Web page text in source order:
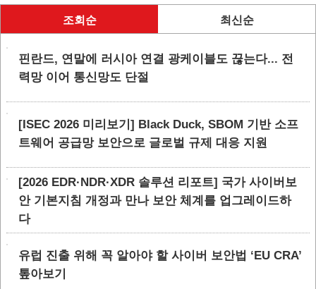
조회순 최신순
핀란드, 연말에 러시아 연결 광케이블도 끊는다... 전
력망 이어 통신망도 단절
[ISEC 2026 미리보기] Black Duck, SBOM 기반 소프
트웨어 공급망 보안으로 글로벌 규제 대응 지원
[2026 EDR·NDR·XDR 솔루션 리포트] 국가 사이버보
안 기본지침 개정과 만나 보안 체계를 업그레이드하
다
유럽 진출 위해 꼭 알아야 할 사이버 보안법 ‘EU CRA’
톺아보기